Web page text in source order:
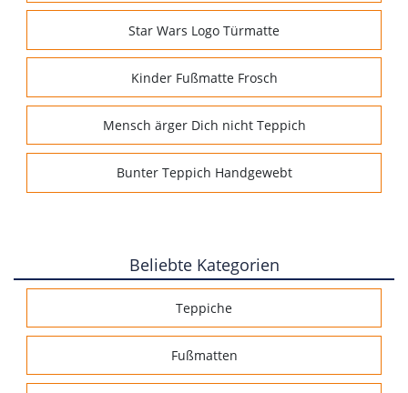
Star Wars Logo Türmatte
Kinder Fußmatte Frosch
Mensch ärger Dich nicht Teppich
Bunter Teppich Handgewebt
Beliebte Kategorien
Teppiche
Fußmatten